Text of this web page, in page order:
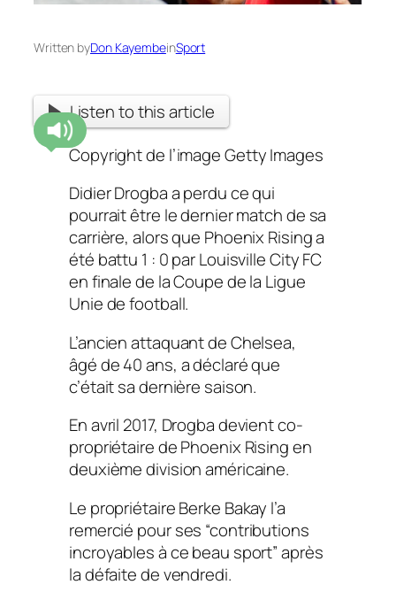
Written byDon KayembeinSport
Listen to this article
Copyright de l’imageGetty Images
Didier Drogba a perdu ce qui
pourrait être le dernier match de sa
carrière, alors que Phoenix Rising a
été battu 1 : 0 par Louisville City FC
en finale de la Coupe de la Ligue
Unie de football.
L’ancien attaquant de Chelsea,
âgé de 40 ans, a déclaré que
c’était sa dernière saison.
En avril 2017, Drogba devient co-
propriétaire de Phoenix Rising en
deuxième division américaine.
Le propriétaire Berke Bakay l’a
remercié pour ses “contributions
incroyables à ce beau sport” après
la défaite de vendredi.